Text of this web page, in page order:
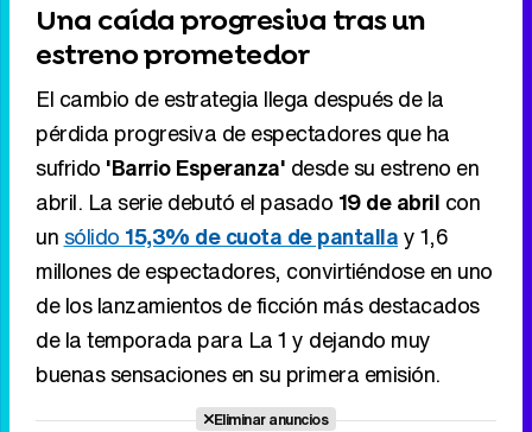
Una caída progresiva tras un
estreno prometedor
El cambio de estrategia llega después de la
pérdida progresiva de espectadores que ha
sufrido 'Barrio Esperanza' desde su estreno en
abril. La serie debutó el pasado 19 de abril con
un sólido 15,3% de cuota de pantallay 1,6
millones de espectadores, convirtiéndose en uno
de los lanzamientos de ficción más destacados
de la temporada para La 1 y dejando muy
buenas sensaciones en su primera emisión.
Eliminar anuncios